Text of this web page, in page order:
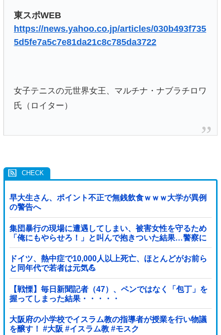
東スポWEB
https://news.yahoo.co.jp/articles/030b493f735
5d5fe7a5c7e81da21c8c785da3722
女子テニスの元世界女王、マルチナ・ナブラチロワ
氏（ロイター）
早大生さん、ポイント不正で無銭飲食ｗｗｗ大学が異例
の警告へ
集団暴行の現場に遭遇してしまい、被害女性を守るため
「俺にもやらせろ！」と叫んで抱きついた結果…警察に
連行され〇〇扱いされる悲劇へ←機転を利かせた結果が
裏目に出すぎて惨事
ドイツ、熱中症で10,000人以上死亡、ほとんどがお前ら
と同年代で若者は元気💪
【戦慄】毎日新聞記者（47）、ペンではなく「包丁」を
握ってしまった結果・・・・・
大阪府の小学校でイスラム教の指導者が授業を行い物議
を醸す！ #大阪 #イスラム教 #モスク